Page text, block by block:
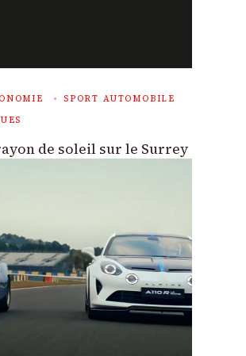
SPORT AUTOMOBILE
de soleil sur le Surrey